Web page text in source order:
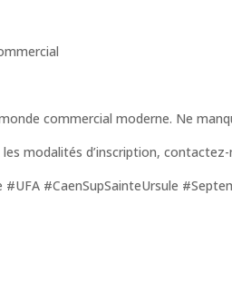
commercial moderne. Ne
modalités d’inscription,
#CaenSupSainteUrsule